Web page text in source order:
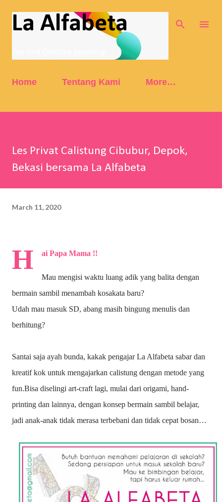
Skip to main content
La Alfabeta
Home Tentang Kami More…
Les Privat Calistung Cibubur, Depok,
Bekasi bersama La Alfabeta
March 11, 2020
H ai Papa Mama !!
Mau mengisi waktu luang adik yang balita dengan
bermain sambil menambah kosakata baru?
Udah mau masuk SD, abang masih bingung menulis dan
berhitung?
Santai saja ayah bunda, kakak pengajar La Alfabeta sabar dan
kreatif kok untuk mengajarkan calistung dengan metode yang
fun.Bisa diselingi art-craft lagi, mulai dari origami, hand-
printing dan lainnya, dengan konsep bermain sambil belajar,
jadi anak-anak tidak merasa terbebani dan tidak cepat bosan…